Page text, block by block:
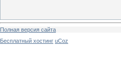
Полная версия сайта
Бесплатный хостинг uCoz